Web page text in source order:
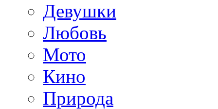
Девушки
Любовь
Мото
Кино
Природа